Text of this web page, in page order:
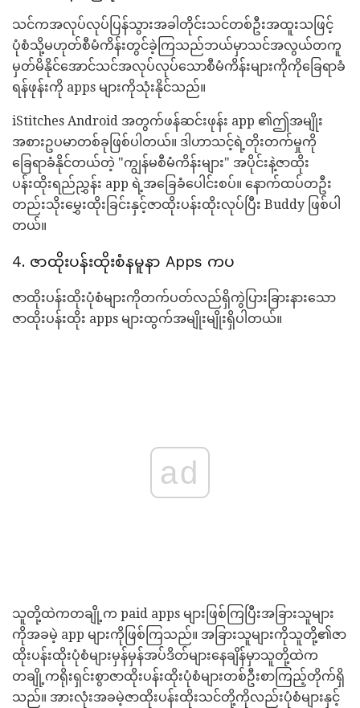
သင်ကအလုပ်လုပ်ပြန်သွားအခါတိုင်းသင်တစ်ဦးအထူးသဖြင့်
ပုံစံသို့မဟုတ်စီမံကိန်းတွင်ခဲ့ကြသည်ဘယ်မှာသင်အလွယ်တကူ
မှတ်မိနိုင်အောင်သင်အလုပ်လုပ်သောစီမံကိန်းများကိုကိုခြေရာခံ
ရန်ဖုန်းကို apps များကိုသုံးနိုင်သည်။
iStitches Android အတွက်ဖန်ဆင်းဖုန်း app ၏ဤအမျိုး
အစားဥပမာတစ်ခုဖြစ်ပါတယ်။ ဒါဟာသင့်ရဲ့တိုးတက်မှုကို
ခြေရာခံနိုင်တယ်တဲ့ "ကျွန်မစီမံကိန်းများ" အပိုင်းနဲ့ဇာထိုး
ပန်းထိုးရည်ညွှန်း app ရဲ့အခြေခံပေါင်းစပ်။ နောက်ထပ်တဦး
တည်းသိုးမွှေးထိုးခြင်းနှင့်ဇာထိုးပန်းထိုးလုပ်ပြီး Buddy ဖြစ်ပါ
တယ်။
4. ဇာထိုးပန်းထိုးစံနမူနာ Apps ကပ
ဇာထိုးပန်းထိုးပုံစံများကိုတက်ပတ်လည်ရှိကွဲပြားခြားနားသော
ဇာထိုးပန်းထိုး apps များထွက်အမျိုးမျိုးရှိပါတယ်။
ad
သူတို့ထဲကတချို့က paid apps များဖြစ်ကြပြီးအခြားသူများ
ကိုအခမဲ့ app များကိုဖြစ်ကြသည်။ အခြားသူများကိုသူတို့၏ဇာ
ထိုးပန်းထိုးပုံစံများမှန်မှန်အပ်ဒိတ်များနေချိန်မှာသူတို့ထဲက
တချို့ကရိုးရှင်းစွာဇာထိုးပန်းထိုးပုံစံများတစ်ဦးစာကြည့်တိုက်ရှိ
သည်။ အားလုံးအခမဲ့ဇာထိုးပန်းထိုးသင်တို့ကိုလည်းပုံစံများနှင့်